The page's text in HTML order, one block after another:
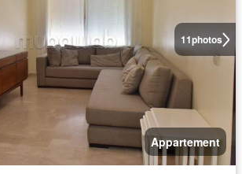
11photos
Appartement